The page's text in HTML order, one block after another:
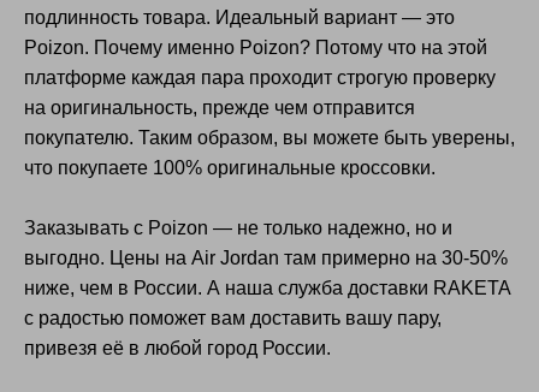
подлинность товара. Идеальный вариант — это
Poizon. Почему именно Poizon? Потому что на этой
платформе каждая пара проходит строгую проверку
на оригинальность, прежде чем отправится
покупателю. Таким образом, вы можете быть уверены,
что покупаете 100% оригинальные кроссовки.
Заказывать с Poizon — не только надежно, но и
выгодно. Цены на Air Jordan там примерно на 30-50%
ниже, чем в России. А наша служба доставки RAKETA
с радостью поможет вам доставить вашу пару,
привезя её в любой город России.
О компании
Гайды
Журнал
Магазины
Цены и сроки
База знаний
Партнерская программа